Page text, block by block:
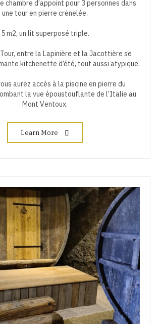
chambre d’appoint pour 3 personnes dans
une tour en pierre crénelée.
5 m2, un lit superposé triple.
entre la Lapinière et la Jacottière se
kitchenette d’été, tout aussi atypique.
aurez accès à la piscine en pierre du
la vue époustouflante de l’Italie au
Mont Ventoux.
Learn More